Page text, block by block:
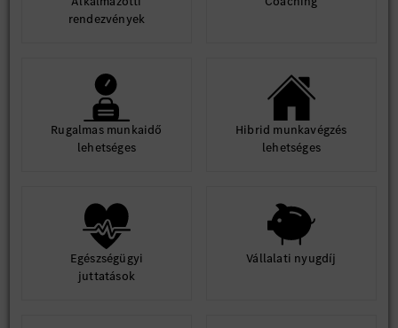
rendezvények
Rugalmas munkaidő
lehetséges
Hibrid munkavégzés
lehetséges
Egészségügyi
juttatások
Vállalati nyugdíj